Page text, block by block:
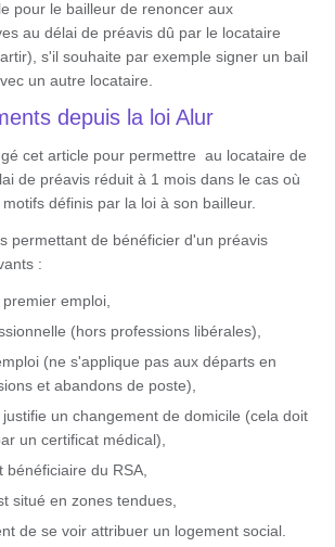
pour le bailleur de renoncer aux
au délai de préavis dû par le locataire
s'il souhaite par exemple signer un bail
un autre locataire.
depuis la loi Alur
cet article pour permettre au locataire de
de préavis réduit à 1 mois dans le cas où
définis par la loi à son bailleur.
permettant de bénéficier d'un préavis
:
emploi,
(hors professions libérales),
(ne s'applique pas aux départs en
et abandons de poste),
justifie un changement de domicile (cela doit
un certificat médical),
bénéficiaire du RSA,
situé en zones tendues,
de se voir attribuer un logement social.